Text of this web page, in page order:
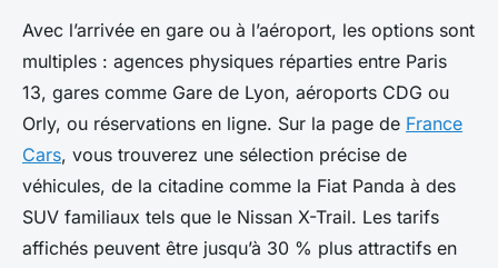
Avec l’arrivée en gare ou à l’aéroport, les options sont
multiples : agences physiques réparties entre Paris
13, gares comme Gare de Lyon, aéroports CDG ou
Orly, ou réservations en ligne. Sur la page de France
Cars, vous trouverez une sélection précise de
véhicules, de la citadine comme la Fiat Panda à des
SUV familiaux tels que le Nissan X-Trail. Les tarifs
affichés peuvent être jusqu’à 30 % plus attractifs en